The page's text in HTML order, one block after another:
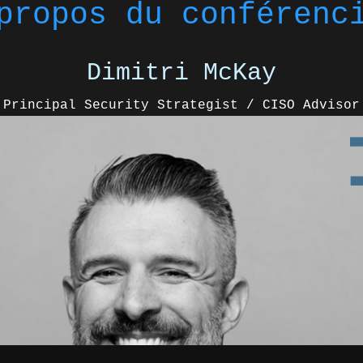
du
Dimitri McKay
Principal Security Strategist / CISO Advisor